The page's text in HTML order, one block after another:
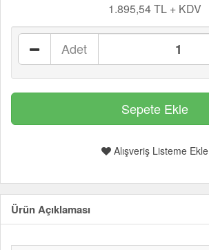
1.895,54 TL + KDV
Adet
Alışveriş Listeme Ekle
Ürün Açıklaması